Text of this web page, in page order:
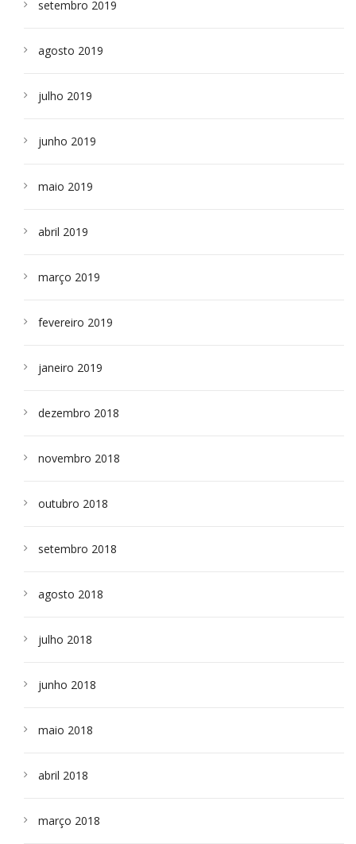
setembro 2019
agosto 2019
julho 2019
junho 2019
maio 2019
abril 2019
março 2019
fevereiro 2019
janeiro 2019
dezembro 2018
novembro 2018
outubro 2018
setembro 2018
agosto 2018
julho 2018
junho 2018
maio 2018
abril 2018
março 2018